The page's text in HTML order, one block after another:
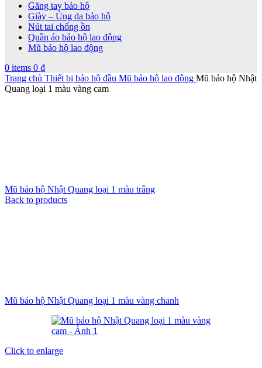
Găng tay bảo hộ
Giày – Ủng da bảo hộ
Nút tai chống ồn
Quần áo bảo hộ lao động
Mũ bảo hộ lao động
0 items 0 ₫
Trang chủ Thiết bị bảo hộ đầu Mũ bảo hộ lao động Mũ bảo hộ Nhật
Quang loại 1 màu vàng cam
Mũ bảo hộ Nhật Quang loại 1 màu trắng
Back to products
Mũ bảo hộ Nhật Quang loại 1 màu vàng chanh
Click to enlarge